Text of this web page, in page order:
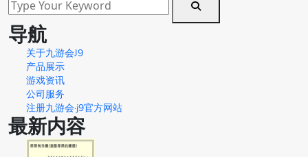
导航
关于九游会J9
产品展示
游戏资讯
公司服务
注册九游会·j9官方网站
最新内容